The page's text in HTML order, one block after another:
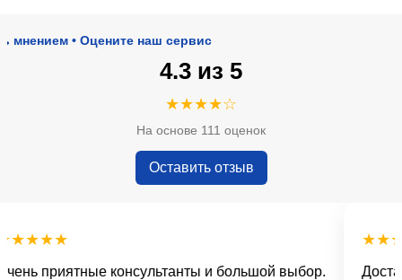
• Оцените наш сервис
4.3 из 5
★★★★☆
На основе 111 оценок
Оставить отзыв
приятные консультанты и большой выбор.
★★★★★